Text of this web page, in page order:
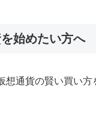
始めたい方へ
想通貨の賢い買い方